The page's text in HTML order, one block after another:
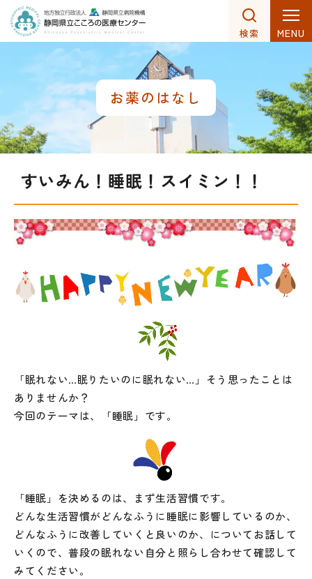
ル
ナ
ナ
ビ
へ
検索 MENU
お薬のはなし
すいみん！睡眠！スイミン！！
「眠れない…眠りたいのに眠れない…」そう思ったことは
ありませんか？
今回のテーマは、「睡眠」です。
「睡眠」を決めるのは、まず生活習慣です。
どんな生活習慣がどんなふうに睡眠に影響しているのか、
どんなふうに改善していくと良いのか、についてお話して
いくので、普段の眠れない自分と照らし合わせて確認して
みてください。